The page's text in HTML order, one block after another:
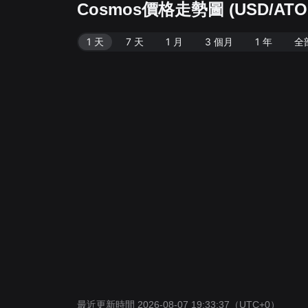
Cosmos價格走勢圖 (USD/
1 天 7 天 1 月 3 個月 1 年 全
最近更新時間 2026-08-07 19:33:37 （UTC+0）